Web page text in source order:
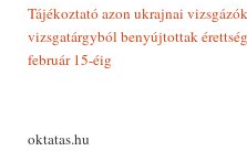
Tájékoztató azon ukrajnai
vizsgatárgyból benyújtottak
február 15-éig
oktatas.hu